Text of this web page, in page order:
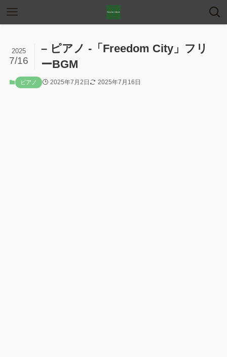
– ピアノ -「Freedom City」フリ
ーBGM
2025
7/16
ピアノ 2025年7月2日 2025年7月16日